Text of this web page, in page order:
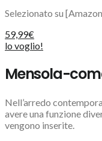
Selezionato su
59,99€
lo voglio!
Mensola-
Nell’arredo
avere una funzione
vengono inserite.